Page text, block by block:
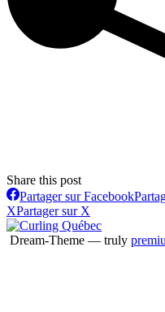
Share this post
Partager sur Facebook
XPartager sur X
Dream-Theme — truly